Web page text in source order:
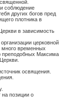
соблюдение
других богов пред
плотника в
в зависимость
церковной
много временных
преподобных Максима
освящения.
позиции о